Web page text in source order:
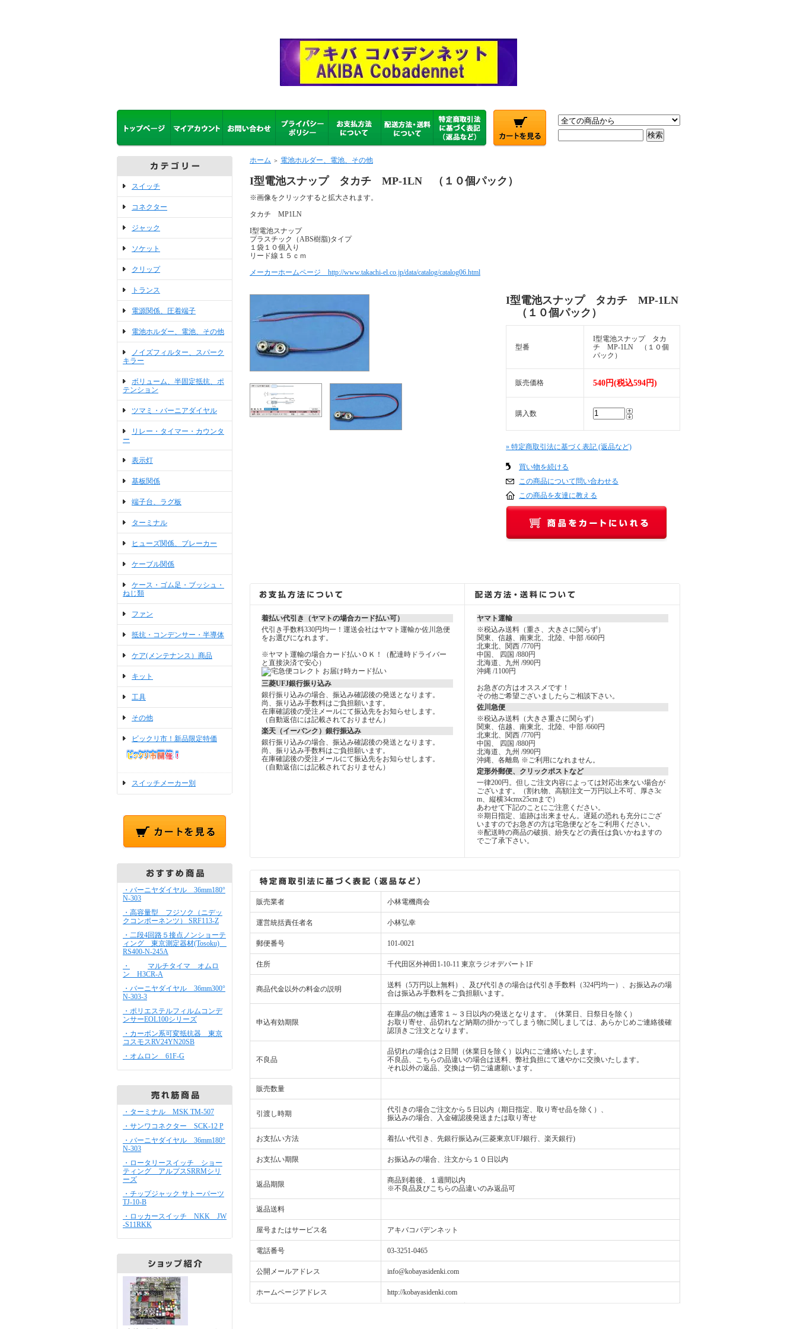
スイッチ
コネクター
ジャック
ソケット
クリップ
トランス
電源関係、圧着端子
電池ホルダー、電池、その他
ノイズフィルター、スパーク
キラー
ボリューム、半固定抵抗、ポ
テンション
ツマミ・バーニアダイヤル
リレー・タイマー・カウンタ
ー
表示灯
基板関係
端子台、ラグ板
ターミナル
ヒューズ関係、ブレーカー
ケーブル関係
ケース・ゴム足・ブッシュ・
ねじ類
ファン
抵抗・コンデンサー・半導体
ケア(メンテナンス）商品
キット
工具
その他
ビックリ市！新品限定特価
スイッチメーカー別
・バーニヤダイヤル 36mm180°
N-303
・高容量型 フジソク（ニデッ
クコンポーネンツ） SRF113-Z
・二段4回路５接点ノンショーテ
ィング 東京測定器材(Tosoku)
RS400-N-245A
・
マルチタイマ オムロ
ン H3CR-A
・バーニヤダイヤル 36mm300°
N-303-3
・ポリエステルフィルムコンデ
ンサーEOL100シリーズ
・カーボン系可変抵抗器 東京
コスモスRV24YN20SB
・オムロン 61F-G
・ターミナル MSK TM-507
・サンワコネクター SCK-12 P
・バーニヤダイヤル 36mm180°
N-303
・ロータリースイッチ ショー
ティング アルプスSRRMシリ
ーズ
・チップジャック サトーパーツ
TJ-10-B
・ロッカースイッチ NKK JW
-S11RKK
ホーム ＞ 電池ホルダー、電池、その他
I型電池スナップ タカチ MP-1LN （１０個パック）
※画像をクリックすると拡大されます。
タカチ MP1LN
I型電池スナップ
プラスチック（ABS樹脂)タイプ
１袋１０個入り
リード線１５ｃｍ
メーカーホームページ http://www.takachi-el.co.jp/data/catalog/catalog06.html
I型電池スナップ タカチ MP-1LN
（１０個パック）
型番
I型電池スナップ タカ
チ MP-1LN （１０個
パック）
販売価格 540円(税込594円)
購入数
» 特定商取引法に基づく表記 (返品など)
買い物を続ける
この商品について問い合わせる
この商品を友達に教える
着払い代引き（ヤマトの場合カード払い可）
代引き手数料330円均一！運送会社はヤマト運輸か佐川急便
をお選びになれます。
※ヤマト運輸の場合カード払いＯＫ！（配達時ドライバー
と直接決済で安心）
三菱UFJ銀行振り込み
銀行振り込みの場合、振込み確認後の発送となります。
尚、振り込み手数料はご負担願います。
在庫確認後の受注メールにて振込先をお知らせします。
（自動返信には記載されておりません）
楽天（イーバンク）銀行振込み
銀行振り込みの場合、振込み確認後の発送となります。
尚、振り込み手数料はご負担願います。
在庫確認後の受注メールにて振込先をお知らせします。
（自動返信には記載されておりません）
ヤマト運輸
※税込み送料（重さ、大きさに関らず）
関東、信越、南東北、北陸、中部 /660円
北東北、関西 /770円
中国、 四国 /880円
北海道、九州 /990円
沖縄 /1100円
お急ぎの方はオススメです！
その他ご希望ございましたらご相談下さい。
佐川急便
※税込み送料（大きさ重さに関らず）
関東、信越、南東北、北陸、中部 /660円
北東北、関西 /770円
中国、 四国 /880円
北海道、九州 /990円
沖縄、各離島 ※ご利用になれません。
定形外郵便、クリックポストなど
一律200円。但しご注文内容によっては対応出来ない場合が
ございます。（割れ物、高額注文一万円以上不可、厚さ3c
m、縦横34cmx25cmまで）
あわせて下記のことにご注意ください。
※期日指定、追跡は出来ません。遅延の恐れも充分にござ
いますのでお急ぎの方は宅急便などをご利用ください。
※配送時の商品の破損、紛失などの責任は負いかねますの
でご了承下さい。
販売業者 小林電機商会
運営統括責任者名 小林弘幸
郵便番号 101-0021
住所 千代田区外神田1-10-11 東京ラジオデパート1F
商品代金以外の料金の説明
送料（5万円以上無料）、及び代引きの場合は代引き手数料（324円均一）、お振込みの場
合は振込み手数料をご負担願います。
申込有効期限
在庫品の物は通常１～３日以内の発送となります。（休業日、日祭日を除く）
お取り寄せ、品切れなど納期の掛かってしまう物に関しましては、あらかじめご連絡後確
認頂きご注文となります。
不良品
品切れの場合は２日間（休業日を除く）以内にご連絡いたします。
不良品、こちらの品違いの場合は送料、弊社負担にて速やかに交換いたします。
それ以外の返品、交換は一切ご遠慮願います。
販売数量
引渡し時期
代引きの場合ご注文から５日以内（期日指定、取り寄せ品を除く）、
振込みの場合、入金確認後発送または取り寄せ
お支払い方法 着払い代引き、先銀行振込み(三菱東京UFJ銀行、楽天銀行)
お支払い期限 お振込みの場合、注文から１０日以内
返品期限
商品到着後、１週間以内
※不良品及びこちらの品違いのみ返品可
返品送料
屋号またはサービス名 アキバコバデンネット
電話番号 03-3251-0465
公開メールアドレス info@kobayasidenki.com
ホームページアドレス http://kobayasidenki.com